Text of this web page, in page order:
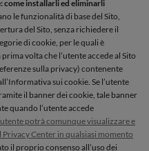
come installarli ed eliminarli
le funzionalità di base del Sito,
del Sito, senza richiedere il
di cookie, per le quali è
volta che l’utente accede al Sito
sulla privacy) contenente
sui cookie. Se l’utente
il banner dei cookie, tale banner
quando l’utente accede
potrà comunque visualizzare e
Center in qualsiasi momento
il proprio consenso all’uso dei